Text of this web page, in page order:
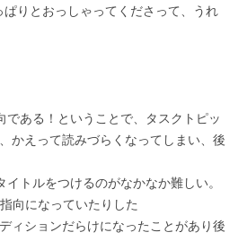
りとおっしゃってくださって、うれ
である！ということで、タスクトピッ
かえって読みづらくなってしまい、後
トルをつけるのがなかなか難しい。
向になっていたりした
ィションだらけになったことがあり後